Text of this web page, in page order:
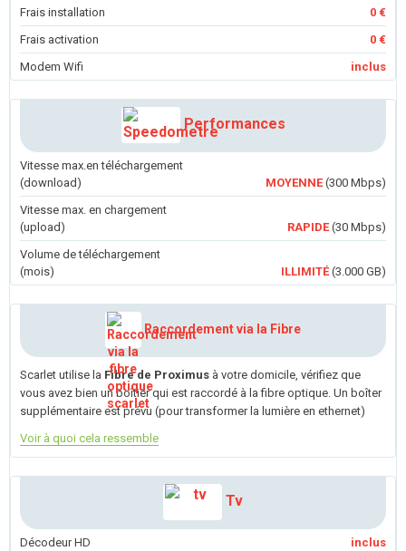
Frais installation
0 €
Frais activation
0 €
Modem Wifi
inclus
Performances
Vitesse max.en téléchargement
(download)
MOYENNE(300 Mbps)
Vitesse max. en chargement
(upload)
RAPIDE(30 Mbps)
Volume de téléchargement
(mois)
ILLIMITÉ(3.000 GB)
Raccordement via la Fibre
Scarlet utilise la Fibre de Proximus à votre domicile, vérifiez que
vous avez bien un boîtier qui est raccordé à la fibre optique. Un boîter
supplémentaire est prévu (pour transformer la lumière en ethernet)
Voir à quoi cela ressemble
Tv
Décodeur HD
inclus